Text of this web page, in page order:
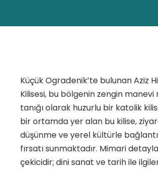
Küçük Ograđenik’te bulunan Aziz
Kilisesi, bu bölgenin zengin manevi
tanığı olarak huzurlu bir katolik
bir ortamda yer alan bu kilise,
düşünme ve yerel kültürle
fırsatı sunmaktadır. Mimari
çekicidir; dini sanat ve tarih ile